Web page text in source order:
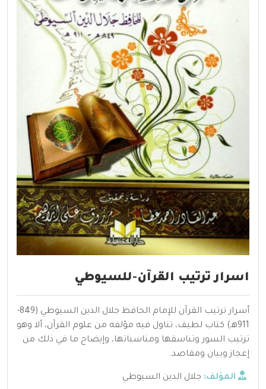
اسرار ترتيب القرآن-للسيوطي
أسرار ترتيب القرآن للإمام الحافظ جلال الدين السيوطي (849-
911هـ) كتاب لطيف، تناول فيه مؤلفه من علوم القرآن، ألا وهو
ترتيب السور وتناسقها ومناسباتها، وإيضاح ما في ذلك من
إعجاز وبيان ومقاصد.
المؤلف: جلال الدين السيوطي